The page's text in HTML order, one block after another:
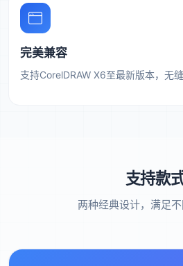
完美兼容
支持CorelDRAW X6至最新版本，无
支持款
两种经典设计，满足